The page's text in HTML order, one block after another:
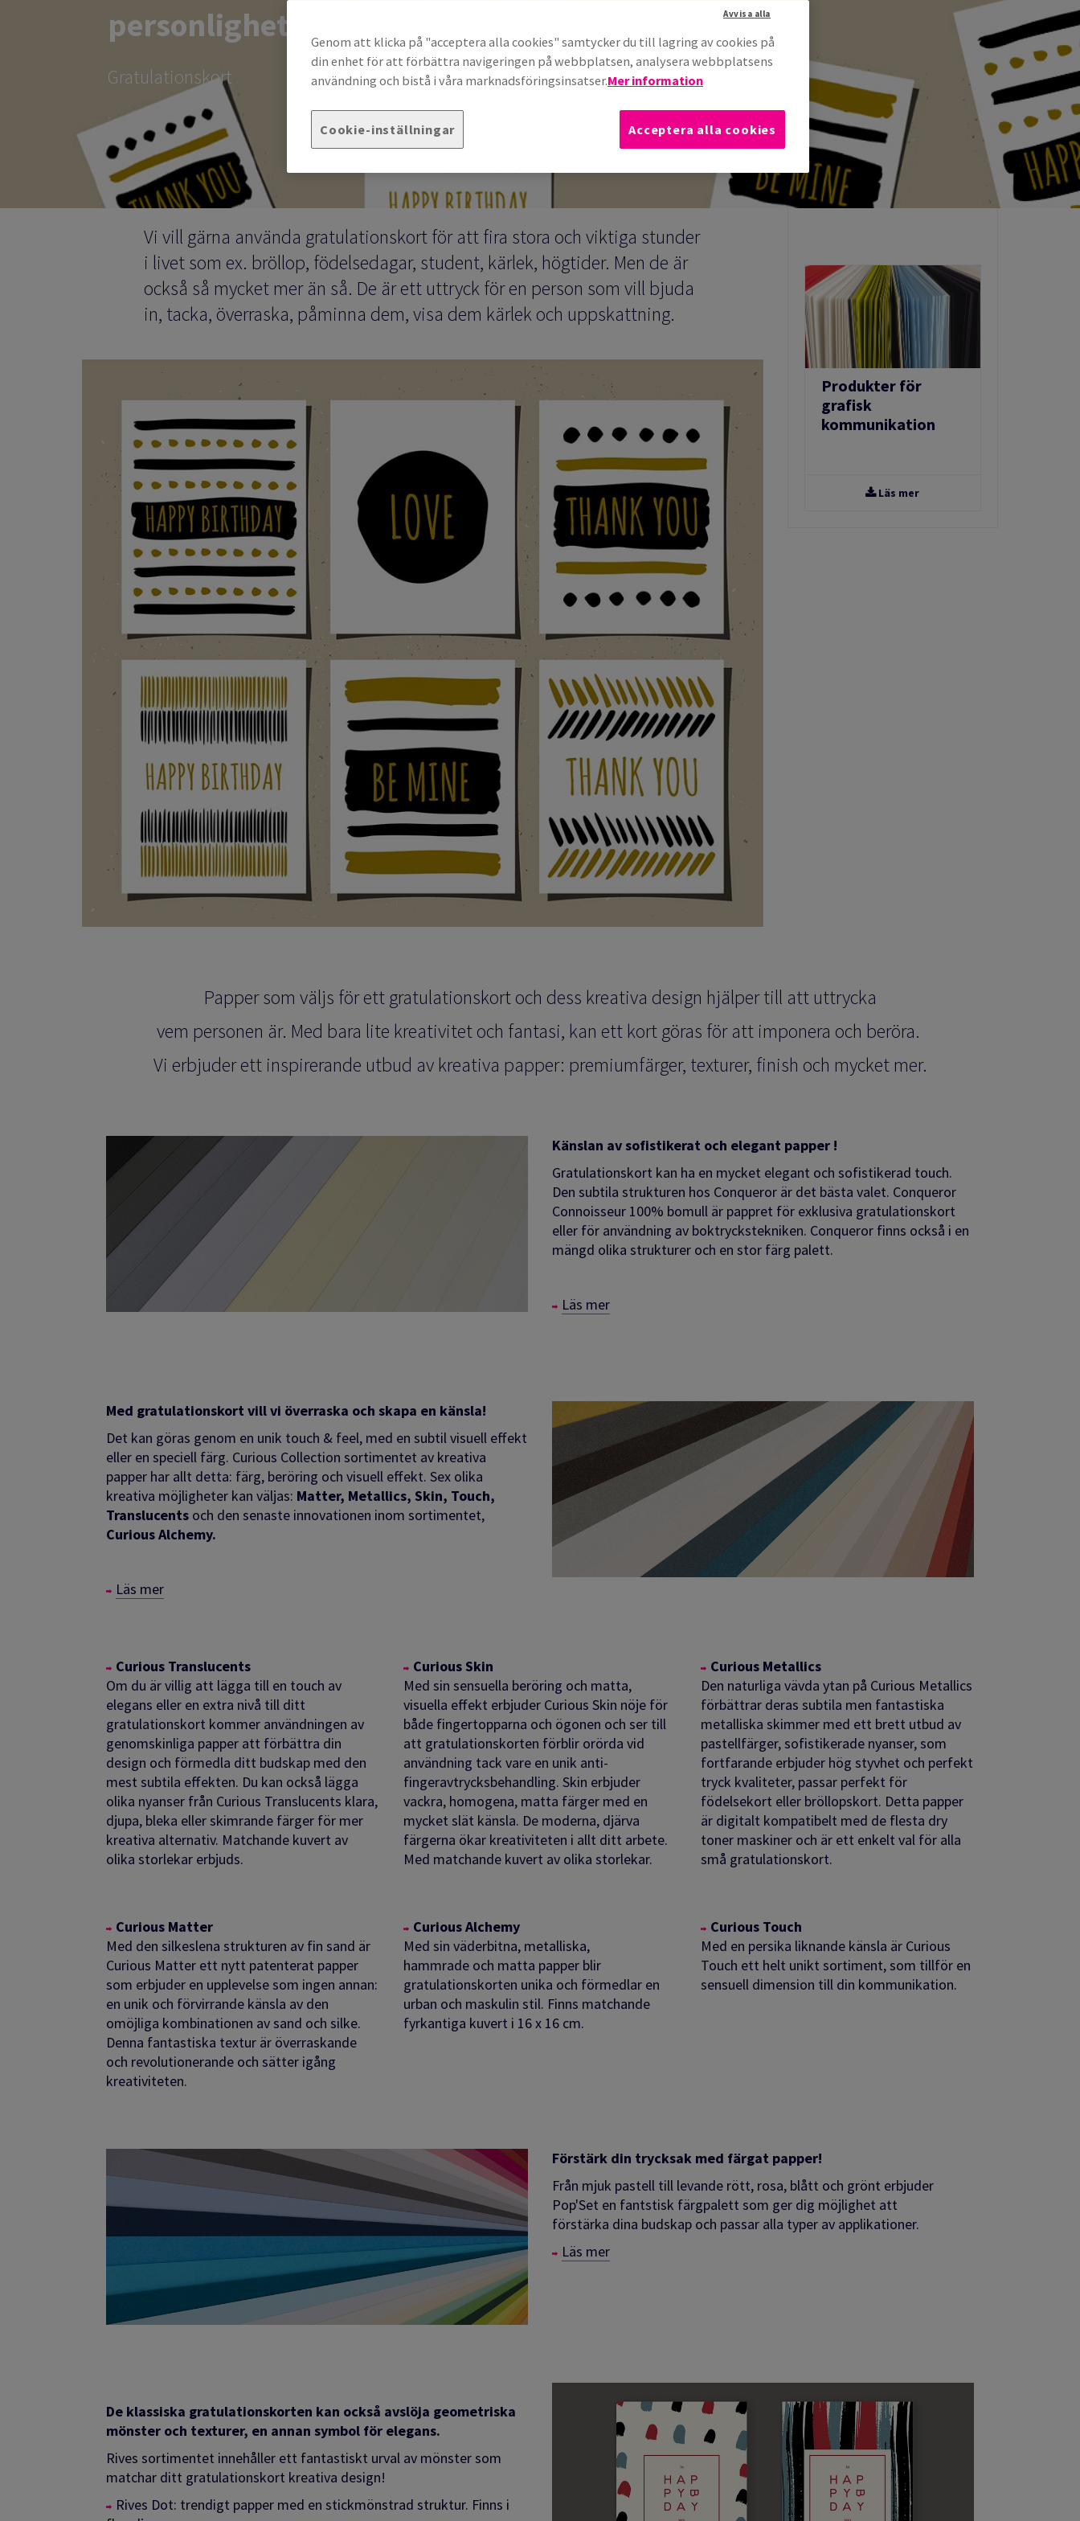
personlighet!
Gratulationskort
Vi vill gärna använda gratulationskort för att fira stora och viktiga stunder
i livet som ex. bröllop, födelsedagar, student, kärlek, högtider. Men de är
också så mycket mer än så. De är ett uttryck för en person som vill bjuda
in, tacka, överraska, påminna dem, visa dem kärlek och uppskattning.
Produkter för
grafisk
kommunikation
Läs mer
Papper som väljs för ett gratulationskort och dess kreativa design hjälper till att uttrycka
vem personen är. Med bara lite kreativitet och fantasi, kan ett kort göras för att imponera och beröra.
Vi erbjuder ett inspirerande utbud av kreativa papper: premiumfärger, texturer, finish och mycket mer.
Känslan av sofistikerat och elegant papper !
Gratulationskort kan ha en mycket elegant och sofistikerad touch.
Den subtila strukturen hos Conqueror är det bästa valet. Conqueror
Connoisseur 100% bomull är pappret för exklusiva gratulationskort
eller för användning av boktryckstekniken. Conqueror finns också i en
mängd olika strukturer och en stor färg palett.
Läs mer
Med gratulationskort vill vi överraska och skapa en känsla!
Det kan göras genom en unik touch & feel, med en subtil visuell effekt
eller en speciell färg. Curious Collection sortimentet av kreativa
papper har allt detta: färg, beröring och visuell effekt. Sex olika
kreativa möjligheter kan väljas: Matter, Metallics, Skin, Touch,
Translucents och den senaste innovationen inom sortimentet,
Curious Alchemy.
Läs mer
Curious Translucents
Om du är villig att lägga till en touch av
elegans eller en extra nivå till ditt
gratulationskort kommer användningen av
genomskinliga papper att förbättra din
design och förmedla ditt budskap med den
mest subtila effekten. Du kan också lägga
olika nyanser från Curious Translucents klara,
djupa, bleka eller skimrande färger för mer
kreativa alternativ. Matchande kuvert av
olika storlekar erbjuds.
Curious Skin
Med sin sensuella beröring och matta,
visuella effekt erbjuder Curious Skin nöje för
både fingertopparna och ögonen och ser till
att gratulationskorten förblir orörda vid
användning tack vare en unik anti-
fingeravtrycksbehandling. Skin erbjuder
vackra, homogena, matta färger med en
mycket slät känsla. De moderna, djärva
färgerna ökar kreativiteten i allt ditt arbete.
Med matchande kuvert av olika storlekar.
Curious Metallics
Den naturliga vävda ytan på Curious Metallics
förbättrar deras subtila men fantastiska
metalliska skimmer med ett brett utbud av
pastellfärger,sofistikerade nyanser, som
fortfarande erbjuder hög styvhet och perfekt
tryck kvaliteter, passar perfekt för
födelsekort eller bröllopskort. Detta papper
är digitalt kompatibelt med de flesta dry
toner maskiner och är ett enkelt val för alla
små gratulationskort.
Curious Matter
Med den silkeslena strukturen av fin sand är
Curious Matter ett nytt patenterat papper
som erbjuder en upplevelse som ingen annan:
en unik och förvirrande känsla av den
omöjliga kombinationen av sand och silke.
Denna fantastiska textur är överraskande
och revolutionerande och sätter igång
kreativiteten.
Curious Alchemy
Med sin väderbitna, metalliska,
hammrade och matta papper blir
gratulationskorten unika och förmedlar en
urban och maskulin stil. Finns matchande
fyrkantiga kuvert i 16 x 16 cm.
Curious Touch
Med en persika liknande känsla är Curious
Touch ett helt unikt sortiment, som tillför en
sensuell dimension till din kommunikation.
Förstärk din trycksak med färgat papper!
Från mjuk pastell till levande rött, rosa, blått och grönt erbjuder
Pop'Set en fantstisk färgpalett som ger dig möjlighet att
förstärka dina budskap och passar alla typer av applikationer.
Läs mer
De klassiska gratulationskorten kan också avslöja geometriska
mönster och texturer, en annan symbol för elegans.
Rives sortimentet innehåller ett fantastiskt urval av mönster som
matchar ditt gratulationskort kreativa design!
Rives Dot: trendigt papper med en stickmönstrad struktur. Finns i
Genom att klicka på "acceptera alla cookies" samtycker du till lagring av cookies på
din enhet för att förbättra navigeringen på webbplatsen, analysera webbplatsens
användning och bistå i våra marknadsföringsinsatser.Mer information
Cookie-inställningar
Avvisa alla
Acceptera alla cookies